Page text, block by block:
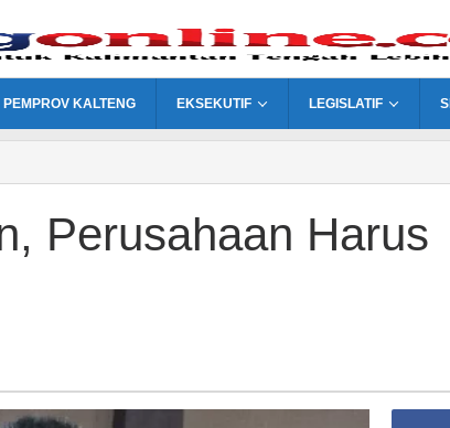
PEMPROV KALTENG EKSEKUTIF LEGISLATIF
Perusahaan Harus